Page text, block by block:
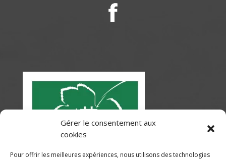
Gérer le consentement aux
cookies
Pour offrir les meilleures expériences, nous utilisons des technologies